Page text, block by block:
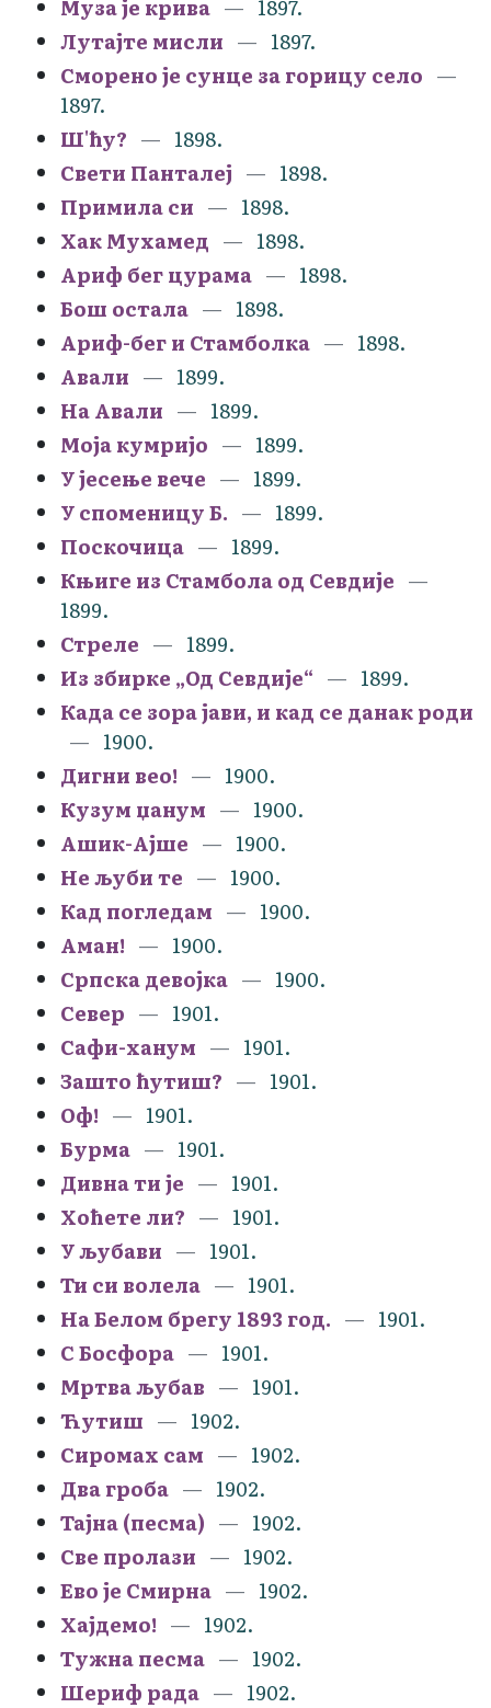
Муза је крива
1897.
Лутајте мисли
1897.
Сморено је сунце за горицу село
1897.
Ш'ћу?
1898.
Свети Панталеј
1898.
Примила си
1898.
Хак Мухамед
1898.
Ариф бег цурама
1898.
Бош остала
1898.
Ариф-бег и Стамболка
1898.
Авали
1899.
На Авали
1899.
Моја кумријо
1899.
У јесење вече
1899.
У споменицу Б.
1899.
Поскочица
1899.
Књиге из Стамбола од Севдије
1899.
Стреле
1899.
Из збирке „Од Севдије“
1899.
Када се зора јави, и кад се данак роди
1900.
Дигни вео!
1900.
Кузум џанум
1900.
Ашик-Ајше
1900.
Не љуби те
1900.
Кад погледам
1900.
Аман!
1900.
Српска девојка
1900.
Север
1901.
Сафи-ханум
1901.
Зашто ћутиш?
1901.
Оф!
1901.
Бурма
1901.
Дивна ти је
1901.
Хоћете ли?
1901.
У љубави
1901.
Ти си волела
1901.
На Белом брегу 1893 год.
1901.
С Босфора
1901.
Мртва љубав
1901.
Ћутиш
1902.
Сиромах сам
1902.
Два гроба
1902.
Тајна (песма)
1902.
Све пролази
1902.
Ево је Смирна
1902.
Хајдемо!
1902.
Тужна песма
1902.
Шериф рада
1902.